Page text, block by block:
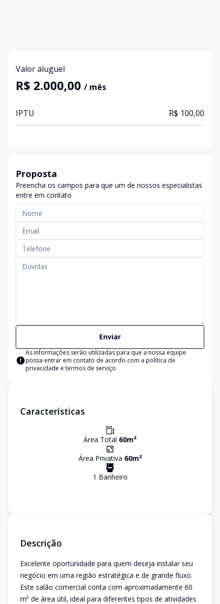
Valor aluguel
R$ 2.000,00 / mês
IPTU R$ 100,00
Proposta
Preencha os campos para que um de nossos especialistas
entre em contato
Enviar
As informações serão utilizadas para que a nossa equipe
possa entrar em contato de acordo com a política de
privacidade e termos de serviço
Características
Área Total 60m²
Área Privativa 60m²
1 Banheiro
Descrição
Excelente oportunidade para quem deseja instalar seu
negócio em uma região estratégica e de grande fluxo.
Este salão comercial conta com aproximadamente 60
m² de área útil, ideal para diferentes tipos de atividades